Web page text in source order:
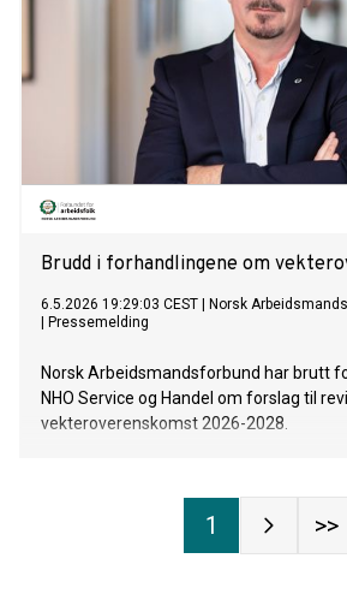
Brudd i forhandlingene om
6.5.2026 19:29:03 CEST
Norsk
Pressemelding
Norsk Arbeidsmandsforbund har brutt
NHO Service og Handel om forslag til
vekteroverenskomst 2026-2028.
1 >>